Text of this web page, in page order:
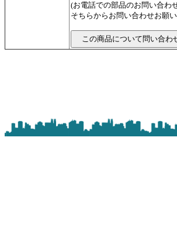
(お電話での部品のお問い合わ
そちらからお問い合わせお願